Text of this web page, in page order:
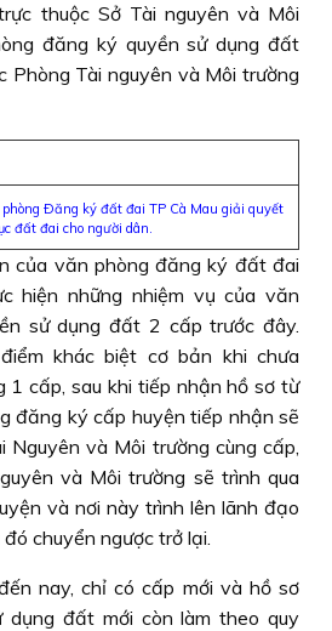
thuộc Sở Tài nguyên và Môi
đăng ký quyền sử dụng đất
Phòng Tài nguyên và Môi trường
Ðăng ký đất đai TP Cà Mau giải quyết
đất đai cho người dân.
của văn phòng đăng ký đất đai
hiện những nhiệm vụ của văn
sử dụng đất 2 cấp trước đây.
khác biệt cơ bản khi chưa
1 cấp, sau khi tiếp nhận hồ sơ từ
đăng ký cấp huyện tiếp nhận sẽ
Nguyên và Môi trường cùng cấp,
và Môi trường sẽ trình qua
và nơi này trình lên lãnh đạo
chuyển ngược trở lại.
nay, chỉ có cấp mới và hồ sơ
dụng đất mới còn làm theo quy